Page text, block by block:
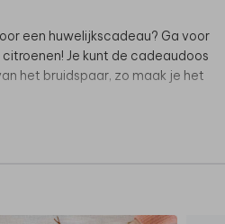
een huwelijkscadeau? Ga voor
Je kunt de cadeaudoos
het bruidspaar, zo maak je het
met een afbeelding en tekst naar